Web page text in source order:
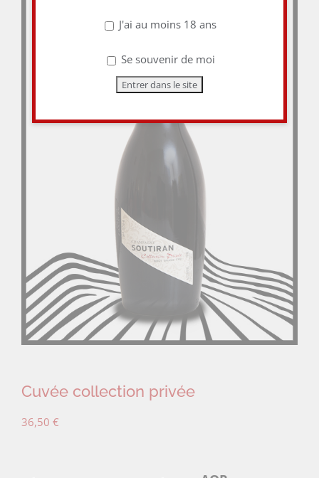
Cuvée collection privée
36,50 €
J'ai au moins 18 ans
Se souvenir de moi